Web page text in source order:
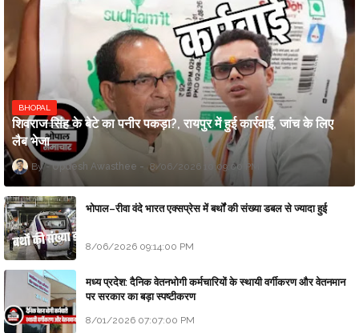
BHOPAL
शिवराज सिंह के बेटे का पनीर पकड़ा?, रायपुर में हुई कार्रवाई, जांच के लिए
लैब भेजा
Updesh Awasthee 8/06/2026 10:09:00 PM
भोपाल–रीवा वंदे भारत एक्सप्रेस में बर्थों की संख्या डबल से ज्यादा हुई
8/06/2026 09:14:00 PM
मध्य प्रदेश: दैनिक वेतनभोगी कर्मचारियों के स्थायी वर्गीकरण और वेतनमान
पर सरकार का बड़ा स्पष्टीकरण
8/01/2026 07:07:00 PM